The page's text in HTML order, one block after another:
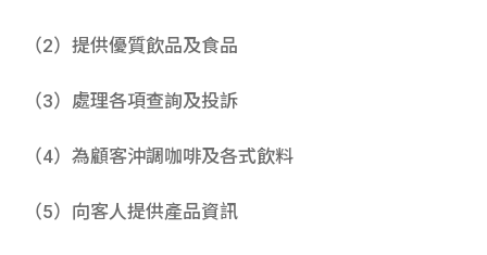
（2）提供優質飲品及食品
（3）處理各項查詢及投訴
（4）為顧客沖調咖啡及各式飲料
（5）向客人提供產品資訊